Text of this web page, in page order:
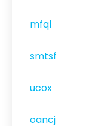
mfql
smtsf
ucox
oancj